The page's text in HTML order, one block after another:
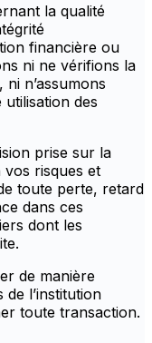
la qualité
financière ou
ni ne vérifions la
n’assumons
des
prise sur la
vos risques et
toute perte, retard
dans ces
dont les
de manière
l’institution
toute transaction.